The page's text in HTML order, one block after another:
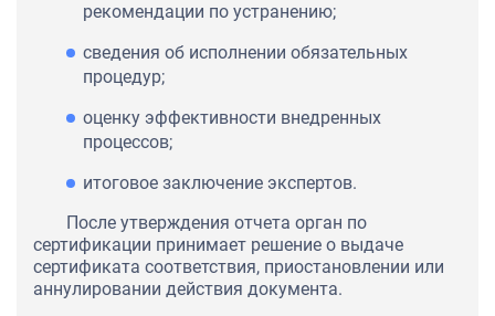
рекомендации по устранению;
сведения об исполнении обязательных
процедур;
оценку эффективности внедренных
процессов;
итоговое заключение экспертов.
После утверждения отчета орган по
сертификации принимает решение о выдаче
сертификата соответствия, приостановлении или
аннулировании действия документа.